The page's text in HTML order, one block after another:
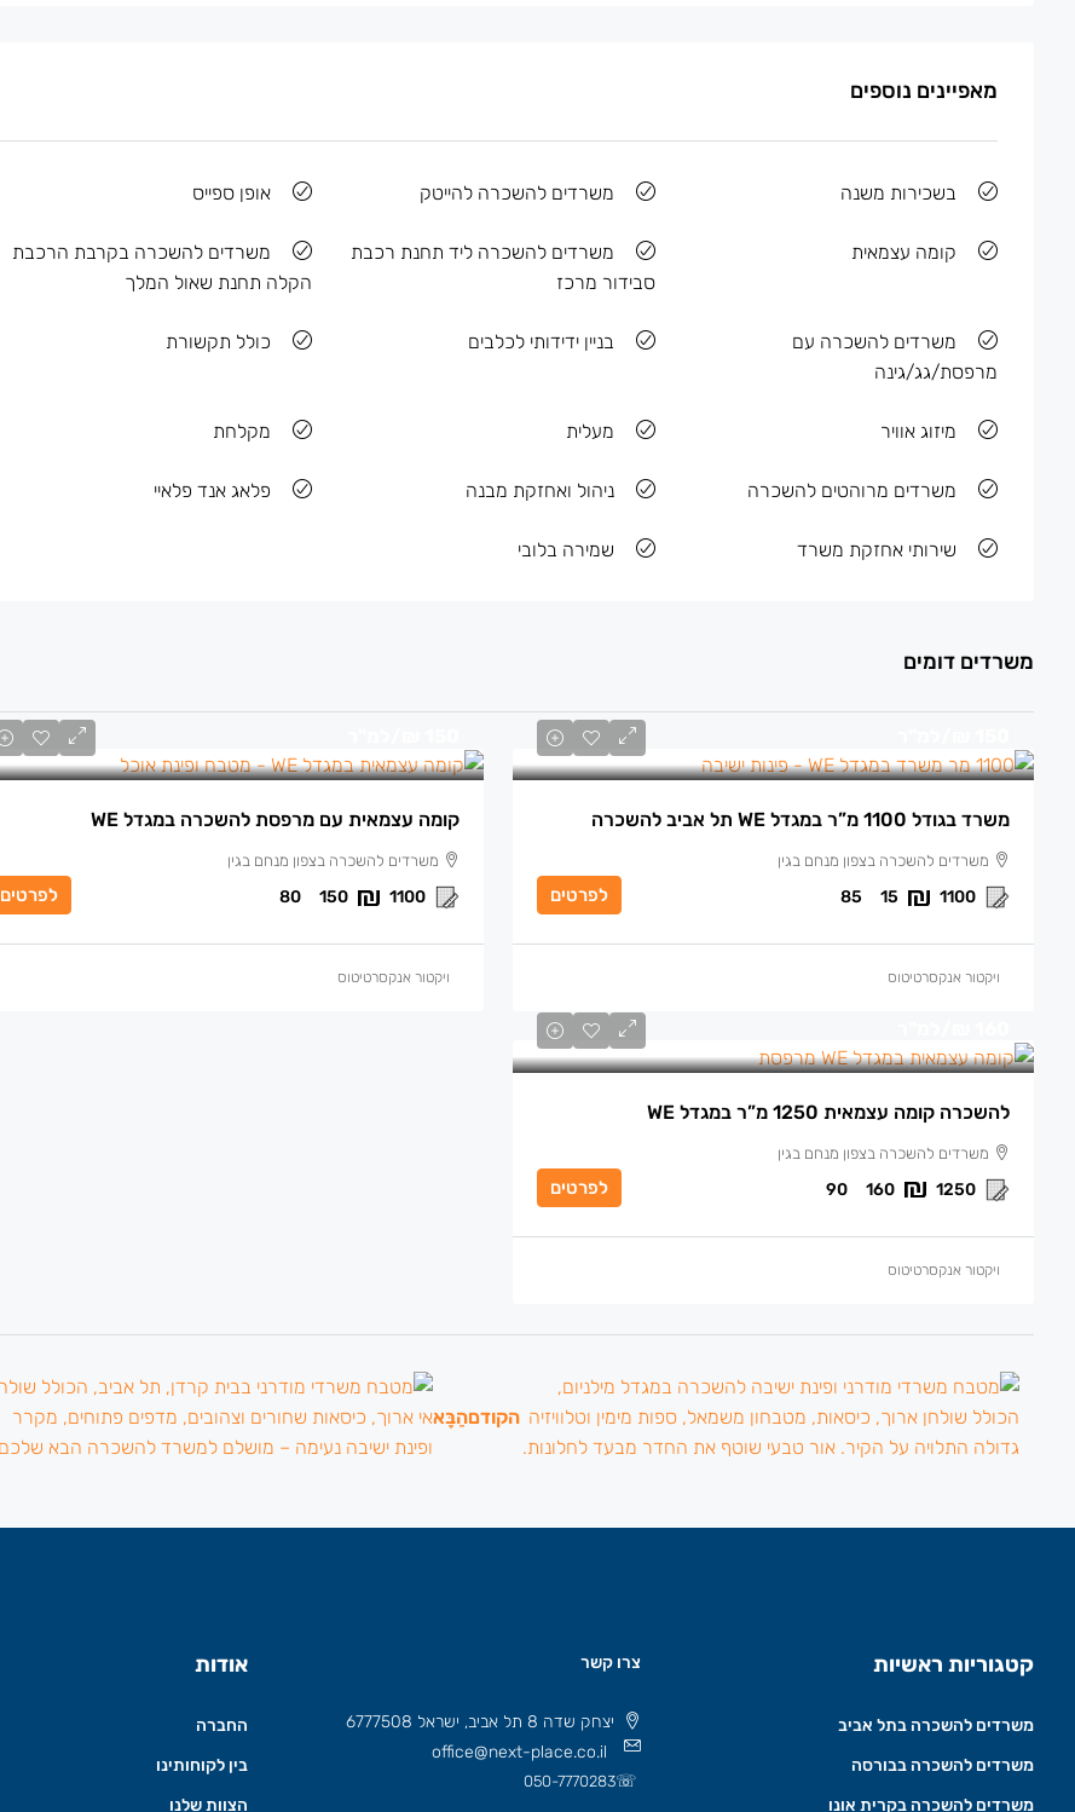
מאפיינים נוספים
בשכירות משנה משרדים להשכרה להייטק אופן ספייס
קומה עצמאית
משרדים להשכרה ליד תחנת רכבת
סבידור מרכז
משרדים להשכרה בקרבת הרכבת
הקלה תחנת שאול המלך
משרדים להשכרה עם
מרפסת/גג/גינה
בניין ידידותי לכלבים כולל תקשורת
מיזוג אוויר מעלית מקלחת
משרדים מרוהטים להשכרה ניהול ואחזקת מבנה פלאג אנד פלאיי
שירותי אחזקת משרד שמירה בלובי
משרדים דומים
משרד בגודל 1100 מ”ר במגדל WE תל אביב להשכרה
משרדים להשכרה בצפון מנחם בגין
1100
15
85 לפרטים
ויקטור אנקסרטיטוס
קומה עצמאית עם מרפסת להשכרה במגדל WE
משרדים להשכרה בצפון מנחם בגין
1100
150
80 לפרטים
ויקטור אנקסרטיטוס
להשכרה קומה עצמאית 1250 מ”ר במגדל WE
משרדים להשכרה בצפון מנחם בגין
1250
160
90 לפרטים
ויקטור אנקסרטיטוס
הקודםהַבָּא
קטגוריות ראשיות
משרדים להשכרה בתל אביב
משרדים להשכרה בבורסה
משרדים להשכרה בקרית אונו
צרו קשר
יצחק שדה 8 תל אביב, ישראל 6777508
office@next-place.co.il
☏
050-7770283
אודות
החברה
בין לקוחותינו
הצוות שלנו